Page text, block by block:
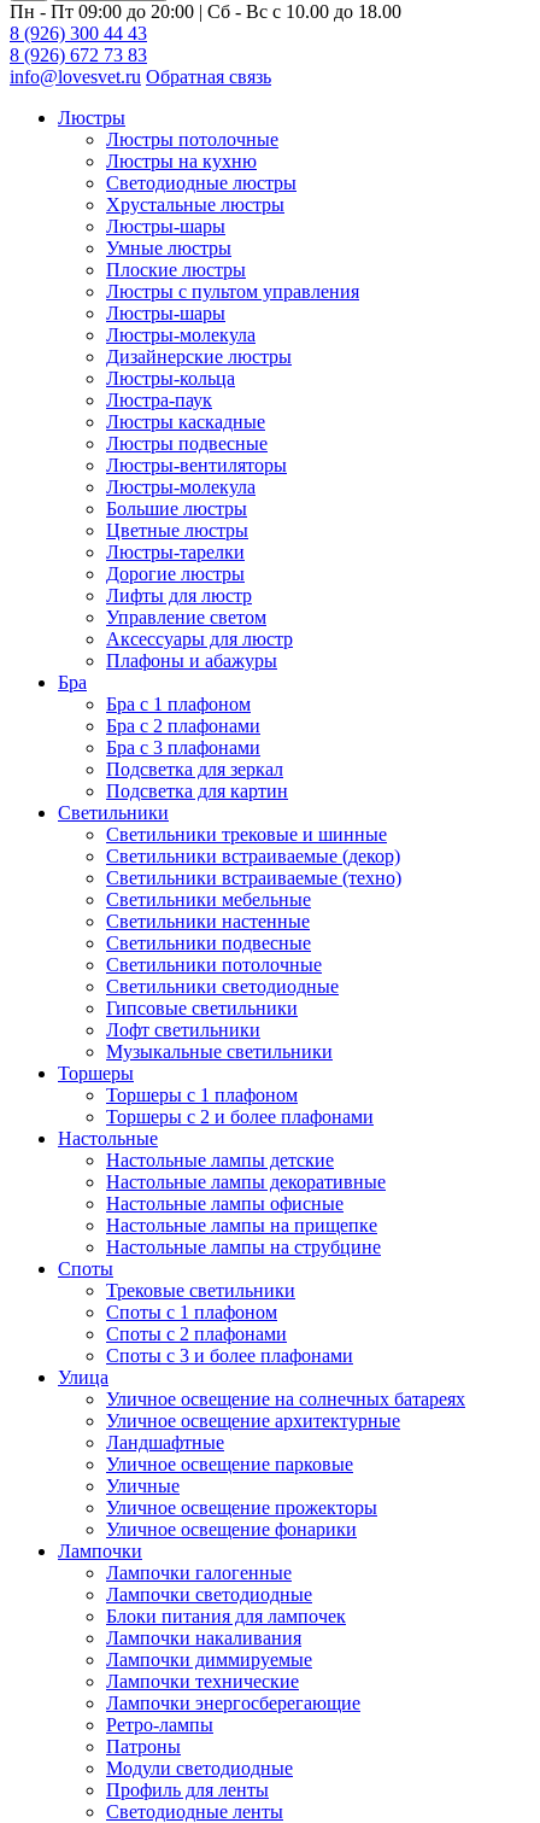
Пн - Пт 09:00 до 20:00 | Сб - Вс с 10.00 до 18.00
8 (926) 300 44 43
8 (926) 672 73 83
info@lovesvet.ru Обратная связь
Люстры
Люстры потолочные
Люстры на кухню
Светодиодные люстры
Хрустальные люстры
Люстры-шары
Умные люстры
Плоские люстры
Люстры с пультом управления
Люстры-шары
Люстры-молекула
Дизайнерские люстры
Люстры-кольца
Люстра-паук
Люстры каскадные
Люстры подвесные
Люстры-вентиляторы
Люстры-молекула
Большие люстры
Цветные люстры
Люстры-тарелки
Дорогие люстры
Лифты для люстр
Управление светом
Аксессуары для люстр
Плафоны и абажуры
Бра
Бра с 1 плафоном
Бра с 2 плафонами
Бра с 3 плафонами
Подсветка для зеркал
Подсветка для картин
Светильники
Светильники трековые и шинные
Светильники встраиваемые (декор)
Светильники встраиваемые (техно)
Светильники мебельные
Светильники настенные
Светильники подвесные
Светильники потолочные
Светильники светодиодные
Гипсовые светильники
Лофт светильники
Музыкальные светильники
Торшеры
Торшеры с 1 плафоном
Торшеры с 2 и более плафонами
Настольные
Настольные лампы детские
Настольные лампы декоративные
Настольные лампы офисные
Настольные лампы на прищепке
Настольные лампы на струбцине
Споты
Трековые светильники
Споты с 1 плафоном
Споты с 2 плафонами
Споты с 3 и более плафонами
Улица
Уличное освещение на солнечных батареях
Уличное освещение архитектурные
Ландшафтные
Уличное освещение парковые
Уличные
Уличное освещение прожекторы
Уличное освещение фонарики
Лампочки
Лампочки галогенные
Лампочки светодиодные
Блоки питания для лампочек
Лампочки накаливания
Лампочки диммируемые
Лампочки технические
Лампочки энергосберегающие
Ретро-лампы
Патроны
Модули светодиодные
Профиль для ленты
Светодиодные ленты